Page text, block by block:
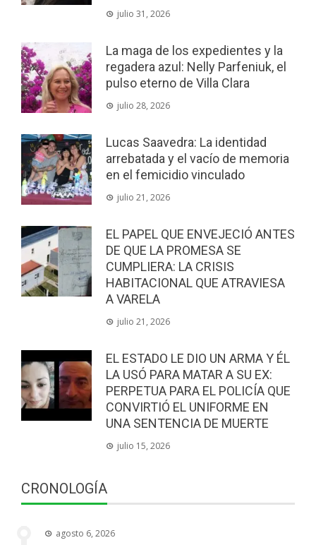
julio 31, 2026
La maga de los expedientes y la
regadera azul: Nelly Parfeniuk, el
pulso eterno de Villa Clara
julio 28, 2026
Lucas Saavedra: La identidad
arrebatada y el vacío de memoria
en el femicidio vinculado
julio 21, 2026
EL PAPEL QUE ENVEJECIÓ ANTES
DE QUE LA PROMESA SE
CUMPLIERA: LA CRISIS
HABITACIONAL QUE ATRAVIESA
A VARELA
julio 21, 2026
EL ESTADO LE DIO UN ARMA Y ÉL
LA USÓ PARA MATAR A SU EX:
PERPETUA PARA EL POLICÍA QUE
CONVIRTIÓ EL UNIFORME EN
UNA SENTENCIA DE MUERTE
julio 15, 2026
CRONOLOGÍA
agosto 6, 2026